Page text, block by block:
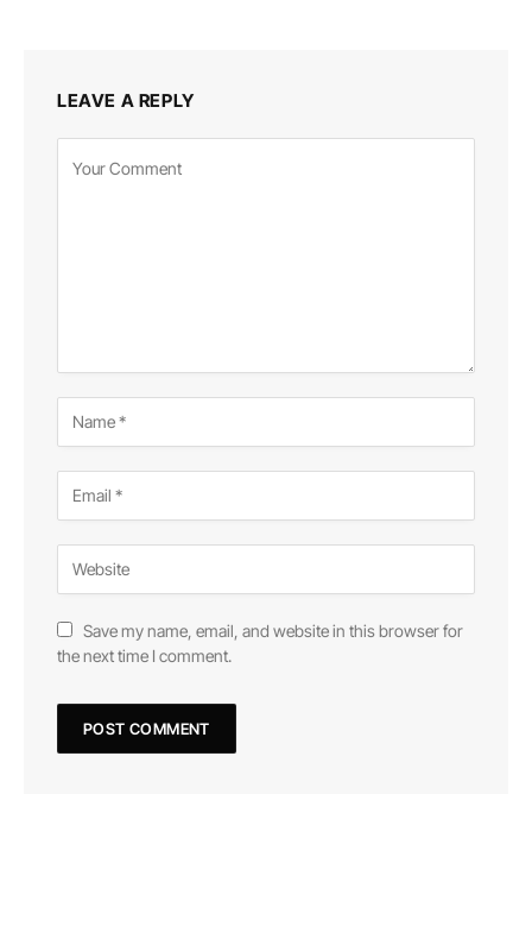
LEAVE A REPLY
Save my name, email, and website in this browser for
the next time I comment.